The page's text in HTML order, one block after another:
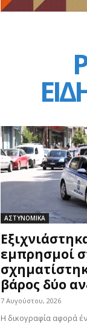
ΑΣΤΥΝΟΜΙΚΑ
εμπρησμοί
βάρος δύο
7 Αυγούστου, 2026
Η δικογραφία αφορά